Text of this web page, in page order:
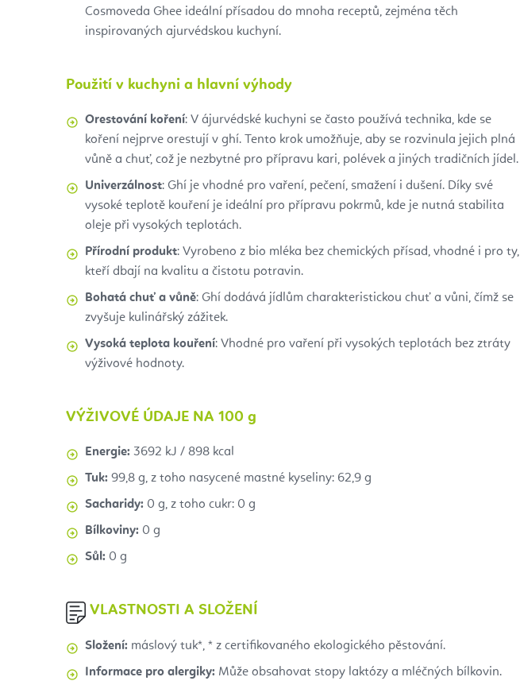
Cosmoveda Ghee ideální přísadou do mnoha receptů, zejména těch
inspirovaných ajurvédskou kuchyní.
Použití v kuchyni a hlavní výhody
Orestování koření: V ájurvédské kuchyni se často používá technika, kde se
koření nejprve orestují v ghí. Tento krok umožňuje, aby se rozvinula jejich plná
vůně a chuť, což je nezbytné pro přípravu kari, polévek a jiných tradičních jídel.
Univerzálnost: Ghí je vhodné pro vaření, pečení, smažení i dušení. Díky své
vysoké teplotě kouření je ideální pro přípravu pokrmů, kde je nutná stabilita
oleje při vysokých teplotách.
Přírodní produkt: Vyrobeno z bio mléka bez chemických přísad, vhodné i pro ty,
kteří dbají na kvalitu a čistotu potravin.
Bohatá chuť a vůně: Ghí dodává jídlům charakteristickou chuť a vůni, čímž se
zvyšuje kulinářský zážitek.
Vysoká teplota kouření: Vhodné pro vaření při vysokých teplotách bez ztráty
výživové hodnoty.
VÝŽIVOVÉ ÚDAJE NA 100 g
Energie: 3692 kJ / 898 kcal
Tuk: 99,8 g, z toho nasycené mastné kyseliny: 62,9 g
Sacharidy: 0 g, z toho cukr: 0 g
Bílkoviny: 0 g
Sůl: 0 g
VLASTNOSTI A SLOŽENÍ
Složení: máslový tuk*, * z certifikovaného ekologického pěstování.
Informace pro alergiky: Může obsahovat stopy laktózy a mléčných bílkovin.